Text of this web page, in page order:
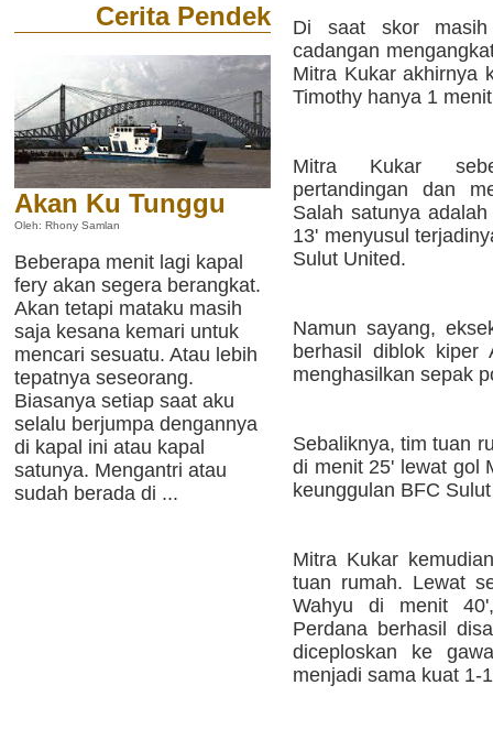
Cerita Pendek
Akan Ku Tunggu
Oleh: Rhony Samlan
Beberapa menit lagi kapal
fery akan segera berangkat.
Akan tetapi mataku masih
saja kesana kemari untuk
mencari sesuatu. Atau lebih
tepatnya seseorang.
Biasanya setiap saat aku
selalu berjumpa dengannya
di kapal ini atau kapal
satunya. Mengantri atau
sudah berada di ...
Di saat skor
cadangan
Mitra Kukar akhirnya
Timothy hanya 1
Mitra Kukar
pertandingan dan
Salah satunya
13' menyusul
Sulut United.
Namun sayang,
berhasil diblok kiper
menghasilkan sepak
Sebaliknya, tim tuan
di menit 25' lewat gol
keunggulan BFC
Mitra Kukar
tuan rumah. Lewat
Wahyu di menit
Perdana berhasil
diceploskan ke
menjadi sama kuat 1-